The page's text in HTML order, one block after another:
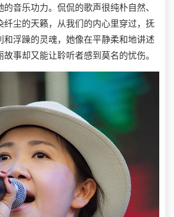
音乐功力。侃侃的歌声很纯朴自然、
纤尘的天籁，从我们的内心里穿过，抚
和浮躁的灵魂，她像在平静柔和地讲述
事却又能让聆听者感到莫名的忧伤。